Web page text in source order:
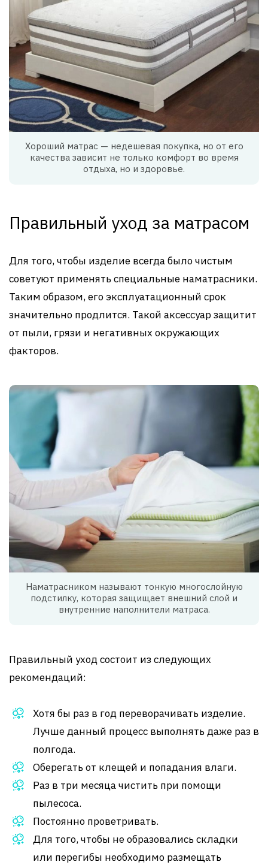
Хороший матрас — недешевая покупка, но от его
качества зависит не только комфорт во время
отдыха, но и здоровье.
Правильный уход за матрасом
Для того, чтобы изделие всегда было чистым
советуют применять специальные наматрасники.
Таким образом, его эксплуатационный срок
значительно продлится. Такой аксессуар защитит
от пыли, грязи и негативных окружающих
факторов.
Наматрасником называют тонкую многослойную
подстилку, которая защищает внешний слой и
внутренние наполнители матраса.
Правильный уход состоит из следующих
рекомендаций:
Хотя бы раз в год переворачивать изделие.
Лучше данный процесс выполнять даже раз в
полгода.
Оберегать от клещей и попадания влаги.
Раз в три месяца чистить при помощи
пылесоса.
Постоянно проветривать.
Для того, чтобы не образовались складки
или перегибы необходимо размещать